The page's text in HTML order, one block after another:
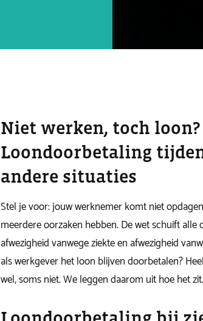
Niet werken, toch loon?
Loondoorbetaling
andere situaties
Stel je voor: jouw werknemer komt niet
meerdere oorzaken hebben. De wet schuift
afwezigheid vanwege ziekte en afwezigheid
als werkgever het loon blijven doorbetalen?
wel, soms niet. We leggen daarom uit hoe het zit.